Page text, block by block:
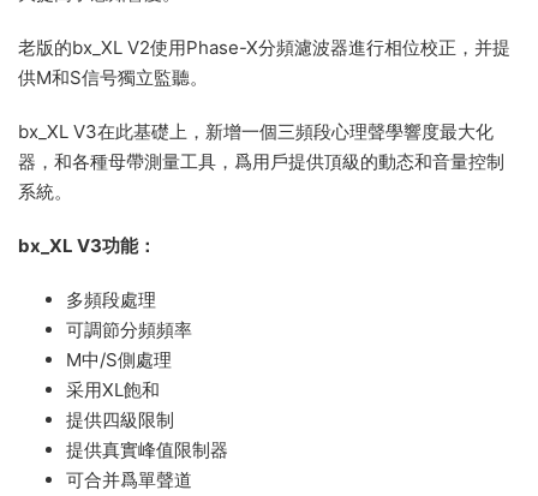
老版的bx_XL V2使用Phase-X分頻濾波器進行相位校正，并提
供M和S信号獨立監聽。
bx_XL V3在此基礎上，新增一個三頻段心理聲學響度最大化
器，和各種母帶測量工具，爲用戶提供頂級的動态和音量控制
系統。
bx_XL V3功能：
多頻段處理
可調節分頻頻率
M中/S側處理
采用XL飽和
提供四級限制
提供真實峰值限制器
可合并爲單聲道